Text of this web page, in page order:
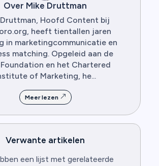
Over Mike Druttman
Hoofd Content bij
heeft tientallen jaren
in marketingcommunicatie en
matching. Opgeleid aan de
en het Chartered
of Marketing, he...
Meer lezen
Verwante artikelen
een lijst met gerelateerde